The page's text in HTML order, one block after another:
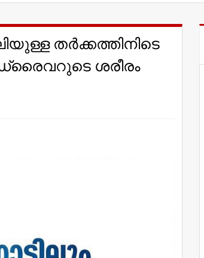
തർക്കത്തിനിടെ
ശരീരം